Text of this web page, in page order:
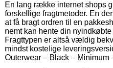
En lang række internet shops
forskellige fragtmetoder. En
at få bragt ordren til en
nemt kan hente din
Fragttypen er altså vældig
mindst kostelige
Outerwear – Black – Minimum